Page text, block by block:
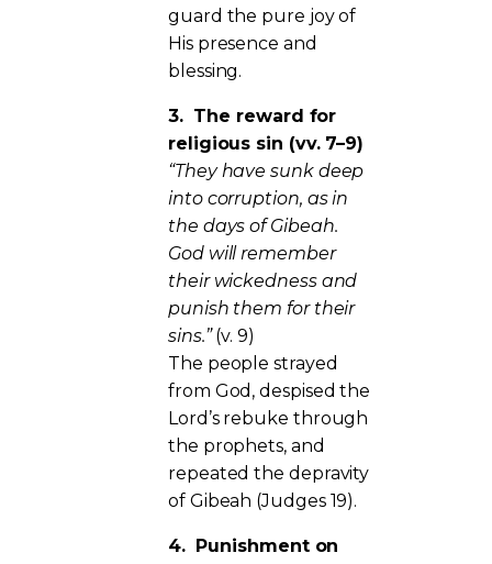
guard the pure joy of
His presence and
blessing.
3. The reward for
religious sin (vv. 7–9)
“They have sunk deep
into corruption, as in
the days of Gibeah.
God will remember
their wickedness and
punish them for their
sins.”(v. 9)
The people strayed
from God, despised the
Lord’s rebuke through
the prophets, and
repeated the depravity
of Gibeah (Judges 19).
4. Punishment on